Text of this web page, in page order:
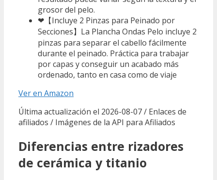
grosor del pelo.
❤【Incluye 2 Pinzas para Peinado por
Secciones】La Plancha Ondas Pelo incluye 2
pinzas para separar el cabello fácilmente
durante el peinado. Práctica para trabajar
por capas y conseguir un acabado más
ordenado, tanto en casa como de viaje
Ver en Amazon
Última actualización el 2026-08-07 / Enlaces de
afiliados / Imágenes de la API para Afiliados
Diferencias entre rizadores
de cerámica y titanio